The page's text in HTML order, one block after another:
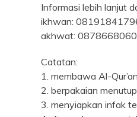
Informasi lebih lanjut
ikhwan:
akhwat:
Catatan:
1. membawa Al-
2. berpakaian
3. menyiapkan infak